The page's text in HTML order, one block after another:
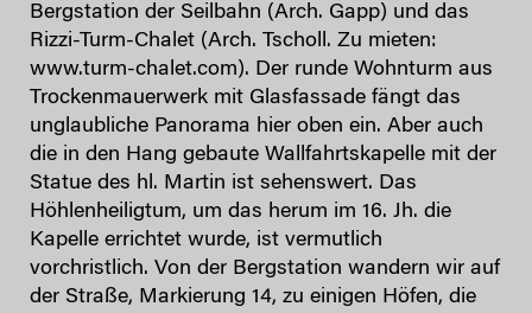
Bergstation der Seilbahn (Arch. Gapp) und das
Rizzi-Turm-Chalet (Arch. Tscholl. Zu mieten:
www.turm-chalet.com). Der runde Wohnturm aus
Trockenmauerwerk mit Glasfassade fängt das
unglaubliche Panorama hier oben ein. Aber auch
die in den Hang gebaute Wallfahrtskapelle mit der
Statue des hl. Martin ist sehenswert. Das
Höhlenheiligtum, um das herum im 16. Jh. die
Kapelle errichtet wurde, ist vermutlich
vorchristlich. Von der Bergstation wandern wir auf
der Straße, Markierung 14, zu einigen Höfen, die